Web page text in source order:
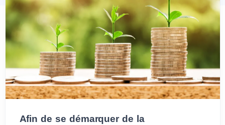
Afin de se démarquer de la